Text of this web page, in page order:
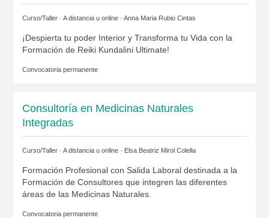
Curso/Taller · A distancia u online · Anna Maria Rubio Cintas
¡Despierta tu poder Interior y Transforma tu Vida con la
Formación de Reiki Kundalini Ultimate!
Convocatoria permanente
Consultoría en Medicinas Naturales
Integradas
Curso/Taller · A distancia u online · Elsa Beatriz Mirol Colella
Formación Profesional con Salida Laboral destinada a la
Formación de Consultores que integren las diferentes
áreas de las Medicinas Naturales.
Convocatoria permanente